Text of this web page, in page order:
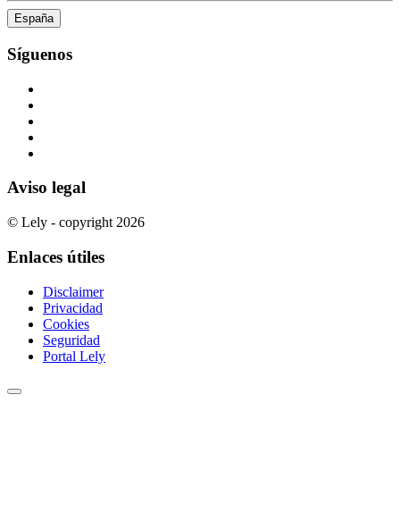
España
Síguenos
Aviso legal
© Lely - copyright 2026
Enlaces útiles
Disclaimer
Privacidad
Cookies
Seguridad
Portal Lely